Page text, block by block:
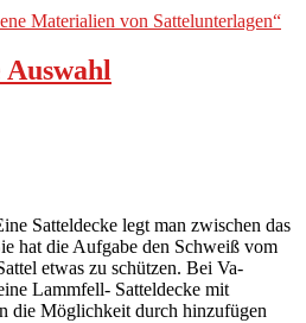
Materialien von Sattelunterlagen“
Auswahl
Satteldecke legt man zwischen das
hat die Aufgabe den Schweiß vom
etwas zu schützen. Bei Va-
Lammfell- Satteldecke mit
die Möglichkeit durch hinzufügen